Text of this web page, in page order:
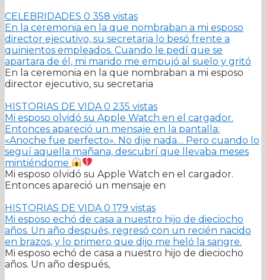
CELEBRIDADES 0 358 vistas
En la ceremonia en la que nombraban a mi esposo
director ejecutivo, su secretaria lo besó frente a
quinientos empleados. Cuando le pedí que se
apartara de él, mi marido me empujó al suelo y gritó
En la ceremonia en la que nombraban a mi esposo
director ejecutivo, su secretaria
HISTORIAS DE VIDA0 235 vistas
Mi esposo olvidó su Apple Watch en el cargador.
Entonces apareció un mensaje en la pantalla:
«Anoche fue perfecto». No dije nada… Pero cuando lo
seguí aquella mañana, descubrí que llevaba meses
mintiéndome
Mi esposo olvidó su Apple Watch en el cargador.
Entonces apareció un mensaje en
HISTORIAS DE VIDA0 179 vistas
Mi esposo echó de casa a nuestro hijo de dieciocho
años. Un año después, regresó con un recién nacido
en brazos, y lo primero que dijo me heló la sangre.
Mi esposo echó de casa a nuestro hijo de dieciocho
años. Un año después,